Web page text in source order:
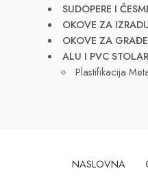
SUDOPERE I
OKOVE ZA
OKOVE ZA
ALU I PVC
Plastifikacija
NASLOVNA